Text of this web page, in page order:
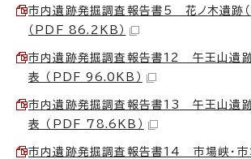
市内遺跡発掘調査報告書5 花ノ木遺跡
（PDF 86.2KB）
市内遺跡発掘調査報告書12 午王山遺
表 （PDF 96.0KB）
市内遺跡発掘調査報告書13 午王山遺
表 （PDF 78.6KB）
市内遺跡発掘調査報告書14 市場峡・市